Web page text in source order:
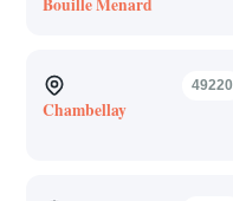
49220
Chambellay